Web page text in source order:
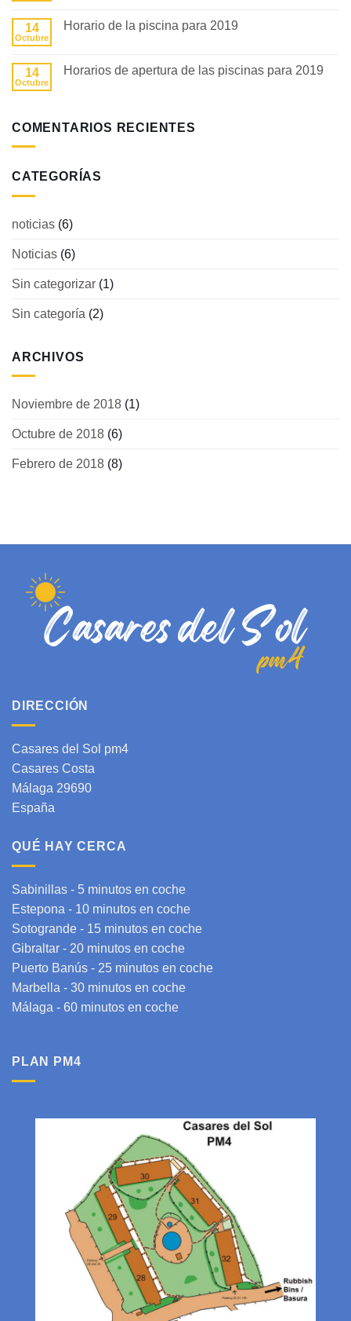
AGM
2019
en
Junta
General
14
Octubre
Horario de la piscina para 2019
en
para
2019
14
Octubre
Horarios de apertura de las piscinas para 2019
Horarios
piscinas
COMENTARIOS RECIENTES
CATEGORÍAS
noticias (6)
Noticias (6)
Sin categorizar (1)
Sin categoría (2)
ARCHIVOS
Noviembre de 2018 (1)
Octubre de 2018 (6)
Febrero de 2018 (8)
DIRECCIÓN
Casares del Sol pm4
Casares Costa
Málaga 29690
España
QUÉ HAY CERCA
Sabinillas - 5 minutos en coche
Estepona - 10 minutos en coche
Sotogrande - 15 minutos en coche
Gibraltar - 20 minutos en coche
Puerto Banús - 25 minutos en coche
Marbella - 30 minutos en coche
Málaga - 60 minutos en coche
PLAN PM4